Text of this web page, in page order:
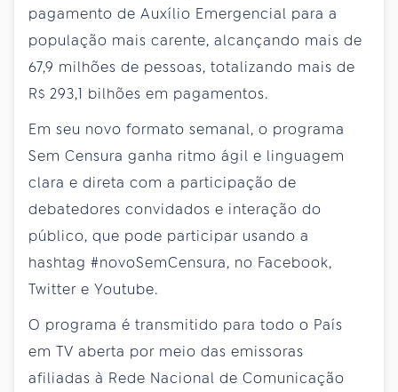
pagamento de Auxílio Emergencial para a
população mais carente, alcançando mais de
67,9 milhões de pessoas, totalizando mais de
R$ 293,1 bilhões em pagamentos.
Em seu novo formato semanal, o programa
Sem Censura ganha ritmo ágil e linguagem
clara e direta com a participação de
debatedores convidados e interação do
público, que pode participar usando a
hashtag #novoSemCensura, no Facebook,
Twitter e Youtube.
O programa é transmitido para todo o País
em TV aberta por meio das emissoras
afiliadas à Rede Nacional de Comunicação